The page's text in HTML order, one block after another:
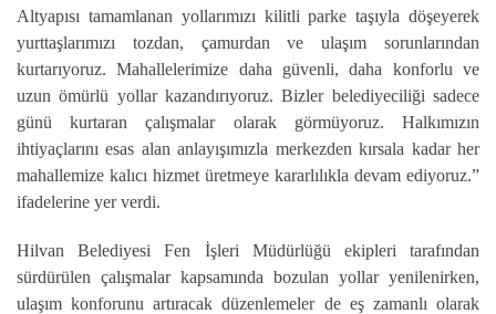
Altyapısı tamamlanan yollarımızı kilitli parke taşıyla döşeyerek
yurttaşlarımızı tozdan, çamurdan ve ulaşım sorunlarından
kurtarıyoruz. Mahallelerimize daha güvenli, daha konforlu ve
uzun ömürlü yollar kazandırıyoruz. Bizler belediyeciliği sadece
günü kurtaran çalışmalar olarak görmüyoruz. Halkımızın
ihtiyaçlarını esas alan anlayışımızla merkezden kırsala kadar her
mahallemize kalıcı hizmet üretmeye kararlılıkla devam ediyoruz.”
ifadelerine yer verdi.
Hilvan Belediyesi Fen İşleri Müdürlüğü ekipleri tarafından
sürdürülen çalışmalar kapsamında bozulan yollar yenilenirken,
ulaşım konforunu artıracak düzenlemeler de eş zamanlı olarak